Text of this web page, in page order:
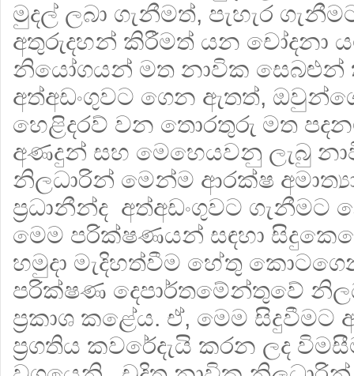
මුදල් ලබා ගැනීමත්, පැහැර
අතුරුදහන් කිරීමත් යන චෝදනා
නියෝගයන් මත නාවික සෙබළුන්
අත්අඩංගුවට ගෙන ඇතත්,
හෙළිදරව් වන තොරතුරු මත
අණදුන් සහ මෙහෙයවනු ලැබු
නිලධාරින් මෙන්ම ආරක්ෂ
ප්‍රධානීන්ද අත්අඩංගුවට
මෙම පරික්ෂණයන් සඳහා
හමුදා මැදිහත්වීම හේතු
පරික්ෂණ දෙපාර්තමේන්තුවේ
ප්‍රකාශ කළේය. ඒ, මෙම සිදුවීමට
ප්‍රගතිය කවරේදැයි කරන ලද